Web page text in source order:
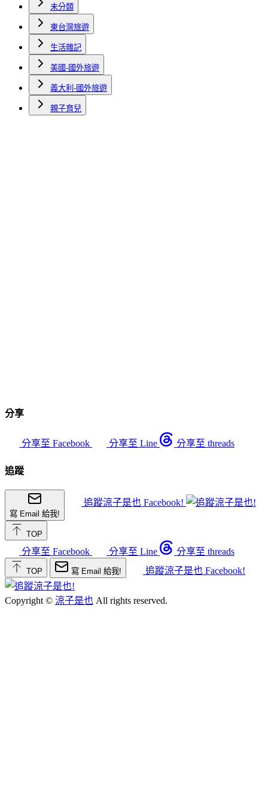
未分類
東台灣旅遊
生活雜記
美國-國外旅遊
義大利-國外旅遊
親子育兒
分享
分享至 Facebook 分享至 Line 分享至 threads
追蹤
寫 Email 給我!
追蹤涼子是也 Facebook!
TOP
分享至 Facebook 分享至 Line 分享至 threads
TOP 寫 Email 給我! 追蹤涼子是也 Facebook!
Copyright © 涼子是也 All rights reserved.